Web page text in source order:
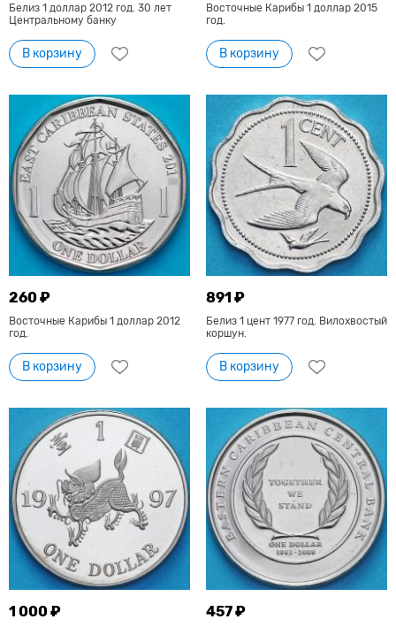
Белиз 1 доллар 2012 год. 30 лет
Центральному банку
В корзину
Восточные Карибы 1 доллар 2015
год.
В корзину
260 ₽
Восточные Карибы 1 доллар 2012
год.
В корзину
891 ₽
Белиз 1 цент 1977 год. Вилохвостый
коршун.
В корзину
1 000 ₽ 457 ₽